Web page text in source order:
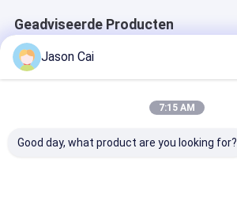
Geadviseerde Producten
Jason Cai
7:15 AM
Good day, what product are you looking for?